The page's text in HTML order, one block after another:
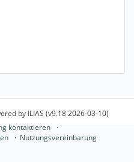
by ILIAS (v9.18 2026-03-10)
kontaktieren
Nutzungsvereinbarung